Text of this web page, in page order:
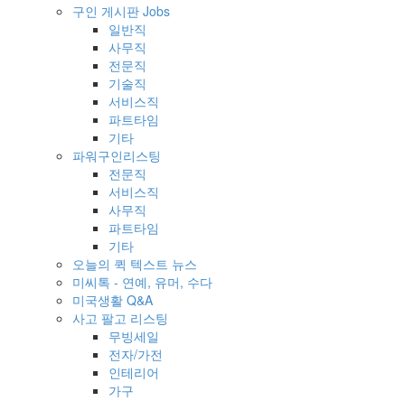
구인 게시판 Jobs
일반직
사무직
전문직
기술직
서비스직
파트타임
기타
파워구인리스팅
전문직
서비스직
사무직
파트타임
기타
오늘의 퀵 텍스트 뉴스
미씨톡 - 연예, 유머, 수다
미국생활 Q&A
사고 팔고 리스팅
무빙세일
전자/가전
인테리어
가구